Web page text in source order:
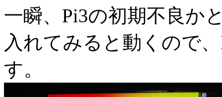
一瞬、Pi3の初期不良か
入れてみると動くので
す。